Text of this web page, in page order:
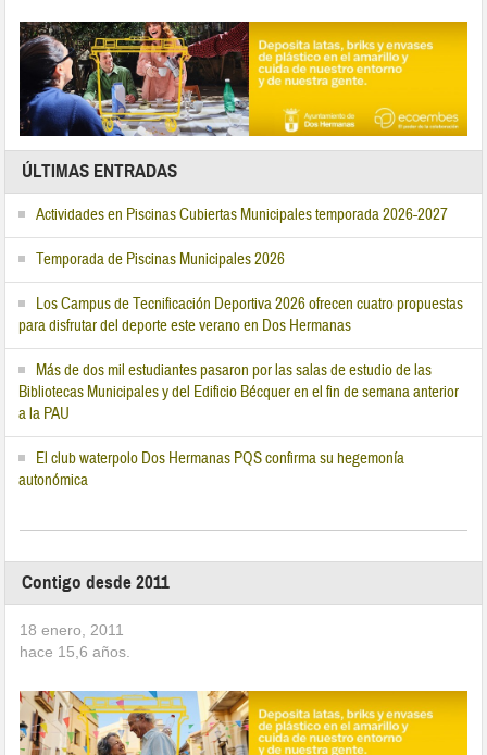
ÚLTIMAS ENTRADAS
Actividades en Piscinas Cubiertas Municipales temporada 2026-2027
Temporada de Piscinas Municipales 2026
Los Campus de Tecnificación Deportiva 2026 ofrecen cuatro propuestas
para disfrutar del deporte este verano en Dos Hermanas
Más de dos mil estudiantes pasaron por las salas de estudio de las
Bibliotecas Municipales y del Edificio Bécquer en el fin de semana anterior
a la PAU
El club waterpolo Dos Hermanas PQS confirma su hegemonía
autonómica
Contigo desde 2011
18 enero, 2011
hace 15,6 años.